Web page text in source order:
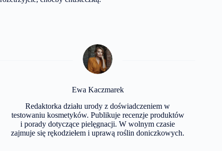
Ewa Kaczmarek
Redaktorka działu urody z doświadczeniem w
testowaniu kosmetyków. Publikuje recenzje produktów
i porady dotyczące pielęgnacji. W wolnym czasie
zajmuje się rękodziełem i uprawą roślin doniczkowych.